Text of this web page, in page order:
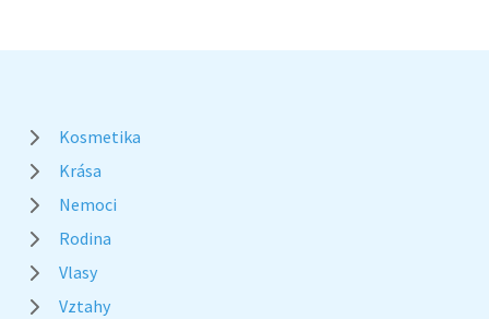
Kosmetika
Krása
Nemoci
Rodina
Vlasy
Vztahy